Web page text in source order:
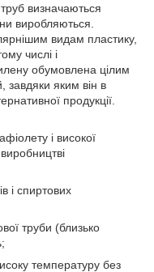
труб визначаються
виробляються.
видам пластику,
числі і
обумовлена цілим
завдяки яким він в
продукції.
і високої
і спиртових
труби (близько
температуру без